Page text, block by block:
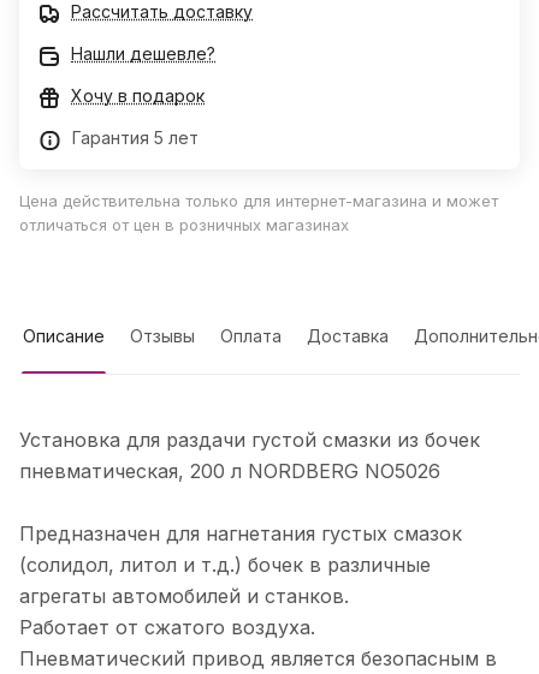
Рассчитать доставку
Нашли дешевле?
Хочу в подарок
Гарантия 5 лет
Цена действительна только для интернет-магазина и может
отличаться от цен в розничных магазинах
Описание Отзывы Оплата Доставка
Установка для раздачи густой смазки из бочек
пневматическая, 200 л NORDBERG NO5026
Предназначен для нагнетания густых смазок
(солидол, литол и т.д.) бочек в различные
агрегаты автомобилей и станков.
Работает от сжатого воздуха.
Пневматический привод является безопасным в